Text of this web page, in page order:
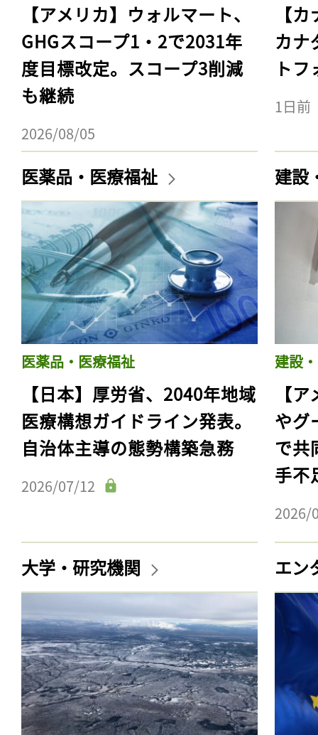
【アメリカ】ウォルマート、
GHGスコープ1・2で2031年
度目標改定。スコープ3削減
も継続
2026/08/05
【
カナ
ト
1日前
医薬品・医療福祉
医薬品・医療福祉
【日本】厚労省、2040年地域
医療構想ガイドライン発表。
自治体主導の態勢構築急務
2026/07/12
建設
建設
【
やグ
で共
手不
2026/
大学・研究機関 エン